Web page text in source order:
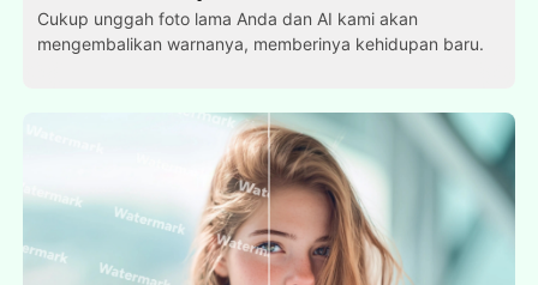
Cukup unggah foto lama Anda dan AI kami akan
mengembalikan warnanya, memberinya kehidupan baru.